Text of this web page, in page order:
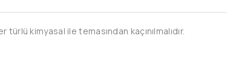
kimyasal ile temasından kaçınılmalıdır.